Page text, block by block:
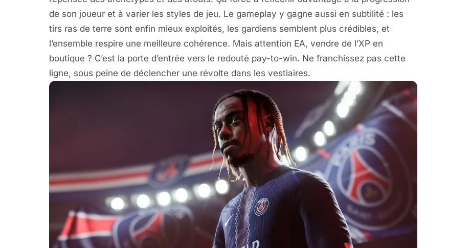
de son joueur et à varier les styles de jeu. Le gameplay y gagne aussi en subtilité : les
tirs ras de terre sont enfin mieux exploités, les gardiens semblent plus crédibles, et
l’ensemble respire une meilleure cohérence. Mais attention EA, vendre de l’XP en
boutique ? C’est la porte d’entrée vers le redouté pay-to-win. Ne franchissez pas cette
ligne, sous peine de déclencher une révolte dans les vestiaires.